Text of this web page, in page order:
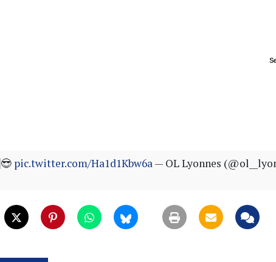
pic.twitter.com/Ha1d1Kbw6a — OL Lyonnes